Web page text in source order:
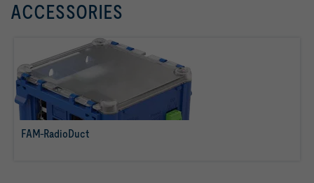
ACCESSORIES
FAM-RadioDuct